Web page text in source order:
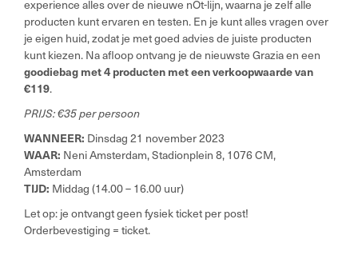
experience alles over de nieuwe nOt-lijn, waarna je zelf alle
producten kunt ervaren en testen. En je kunt alles vragen over
je eigen huid, zodat je met goed advies de juiste producten
kunt kiezen. Na afloop ontvang je de nieuwste Grazia en een
goodiebag met 4 producten met een verkoopwaarde van
€119.
PRIJS: €35 per persoon
WANNEER: Dinsdag 21 november 2023
WAAR: Neni Amsterdam, Stadionplein 8, 1076 CM,
Amsterdam
TIJD: Middag (14.00 – 16.00 uur)
Let op: je ontvangt geen fysiek ticket per post!
Orderbevestiging = ticket.